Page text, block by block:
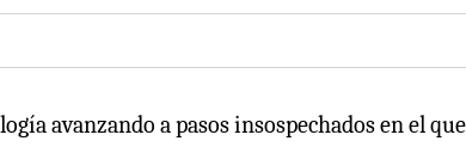
avanzando a pasos insospechados en el